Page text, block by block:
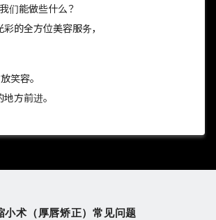
们能做些什么？
的全方位美容服务，
笑容。
方前进。
小术（厚唇矫正）常见问题